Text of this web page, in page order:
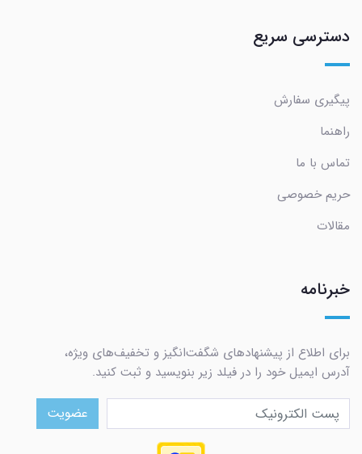
دسترسی سریع
پیگیری سفارش
راهنما
تماس با ما
حریم خصوصی
مقالات
خبرنامه
برای اطلاع از پیشنهادهای شگفت‌انگیز و تخفیف‌های ویژه،
آدرس ایمیل خود را در فیلد زیر بنویسید و ثبت کنید.
عضویت